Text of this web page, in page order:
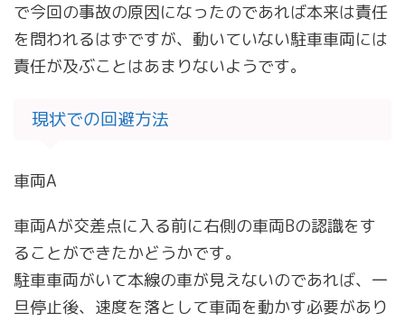
で今回の事故の原因になったのであれば本来は責任
を問われるはずですが、動いていない駐車車両には
責任が及ぶことはあまりないようです。
現状での回避方法
車両A
車両Aが交差点に入る前に右側の車両Bの認識をす
ることができたかどうかです。
駐車車両がいて本線の車が見えないのであれば、一
旦停止後、速度を落として車両を動かす必要があり